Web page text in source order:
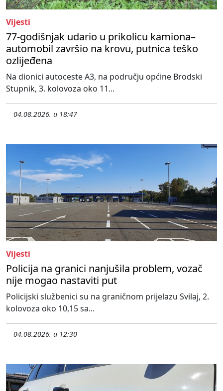
Vijesti
77-godišnjak udario u prikolicu kamiona–
automobil završio na krovu, putnica teško
ozlijeđena
Na dionici autoceste A3, na području općine Brodski
Stupnik, 3. kolovoza oko 11...
04.08.2026. u 18:47
Vijesti
Policija na granici nanjušila problem, vozač
nije mogao nastaviti put
Policijski službenici su na graničnom prijelazu Svilaj, 2.
kolovoza oko 10,15 sa...
04.08.2026. u 12:30